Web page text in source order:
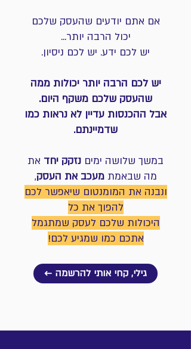
אם אתם יודעים שהעסק שלכם
יכול הרבה יותר...
יש לכם ידע. יש לכם ניסיון.
יש לכם הרבה יותר יכולות ממה
שהעסק שלכם משקף היום.
אבל ההכנסות עדיין לא נראות כמו
שדמיינתם.
במשך שלושה ימים נזקק יחד את
מה שבאמתמעכב את העסק,
ונבנה את המומנטום שיאפשר לכם
להפוך את כל
היכולות שלכם לעסק שמתגמל
אתכם כמו שמגיע לכם!
← גילי, קחי אותי להרשמה